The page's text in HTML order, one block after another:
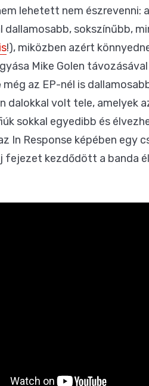
lehetett nem észrevenni:
dallamosabb, sokszínűbb,
!), miközben azért
Mike Golen
még az EP-nél is
dalokkal volt tele, amelyek
sokkal egyedibb és
In Response képében
fejezet kezdődött a banda